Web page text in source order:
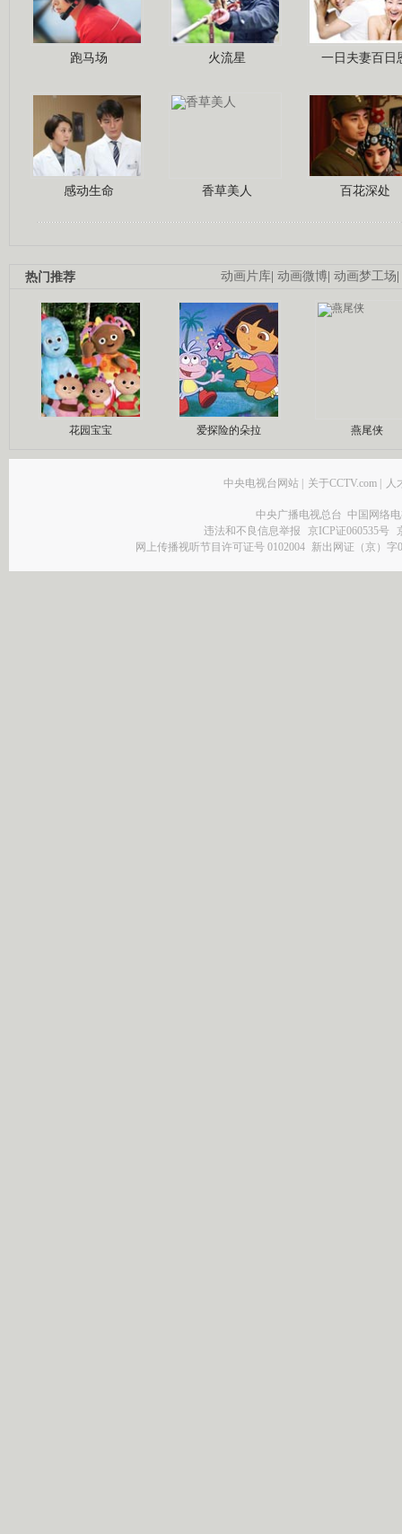
跑马场 火流星 一日夫妻百日
感动生命 香草美人 百花深处
动画片库| 动画微博| 动画梦工场|
热门推荐
花园宝宝 爱探险的朵拉 燕尾侠
中央电视台网站 | 关于CCTV.com | 人
中央广播电视总台 中国网络
违法和不良信息举报
京ICP证060535号
网上传播视听节目许可证号 0102004 新出网证（京）